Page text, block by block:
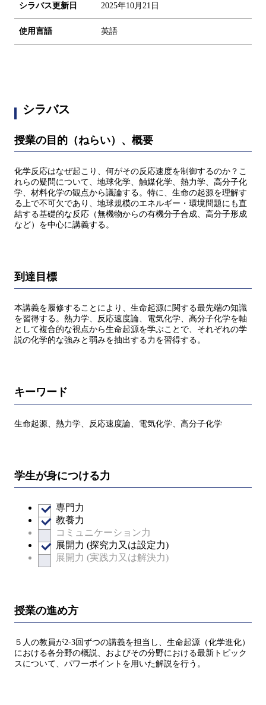
シラバス更新日 2025年10月21日
使用言語 英語
シラバス
授業の目的（ねらい）、概要
化学反応はなぜ起こり、何がその反応速度を制御するのか？こ
れらの疑問について、地球化学、触媒化学、熱力学、高分子化
学、材料化学の観点から議論する。特に、生命の起源を理解す
る上で不可欠であり、地球規模のエネルギー・環境問題にも直
結する基礎的な反応（無機物からの有機分子合成、高分子形成
など）を中心に講義する。
到達目標
本講義を履修することにより、生命起源に関する最先端の知識
を習得する。熱力学、反応速度論、電気化学、高分子化学を軸
として複合的な視点から生命起源を学ぶことで、それぞれの学
説の化学的な強みと弱みを抽出する力を習得する。
キーワード
生命起源、熱力学、反応速度論、電気化学、高分子化学
学生が身につける力
専門力
教養力
コミュニケーション力
展開力 (探究力又は設定力)
展開力 (実践力又は解決力)
授業の進め方
５人の教員が2-3回ずつの講義を担当し、生命起源（化学進化）
における各分野の概説、およびその分野における最新トピック
スについて、パワーポイントを用いた解説を行う。